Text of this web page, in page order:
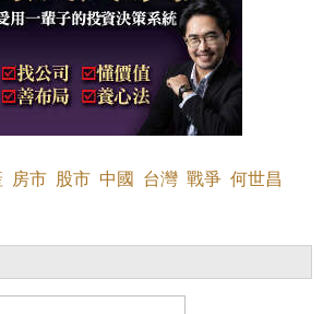
房市 股市 中國 台灣 戰爭 何世昌